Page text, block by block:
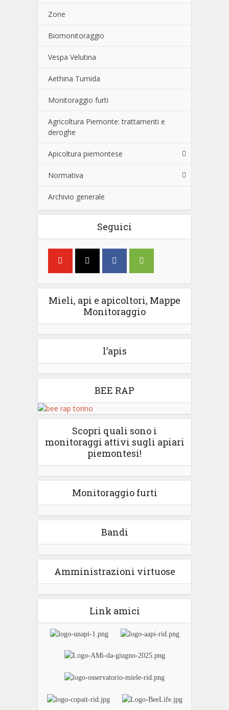
Zone
Biomonitoraggio
Vespa Velutina
Aethina Tumida
Monitoraggio furti
Agricoltura Piemonte: trattamenti e
deroghe
Apicoltura piemontese
Normativa
Archivio generale
Seguici
Mieli, api e apicoltori, Mappe
Monitoraggio
l’apis
BEE RAP
Scopri quali sono i
monitoraggi attivi sugli apiari
piemontesi!
Monitoraggio furti
Bandi
Amministrazioni virtuose
Link amici